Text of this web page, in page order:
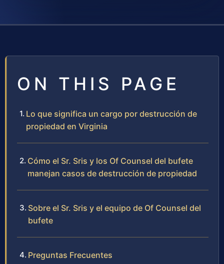
ON THIS PAGE
Lo que significa un cargo por destrucción de
propiedad en Virginia
Cómo el Sr. Sris y los Of Counsel del bufete
manejan casos de destrucción de propiedad
Sobre el Sr. Sris y el equipo de Of Counsel del
bufete
Preguntas Frecuentes